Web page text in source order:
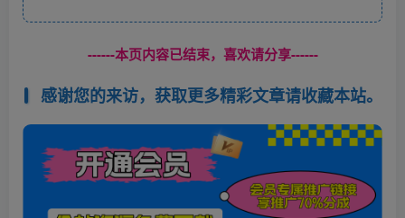
------本页内容已结束，喜欢请分享------
感谢您的来访，获取更多精彩文章请收藏本站。